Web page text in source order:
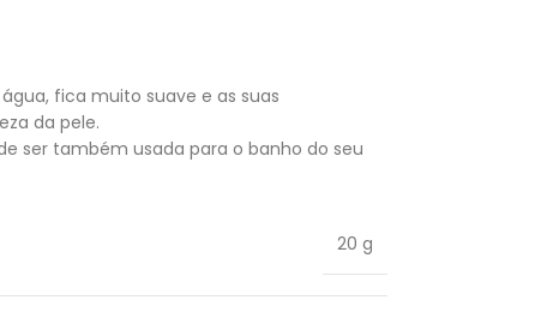
fica muito suave e as suas
da pele.
ser também usada para o banho do seu
20 g